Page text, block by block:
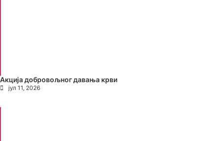
Акција добровољног давања крви
јул 11, 2026